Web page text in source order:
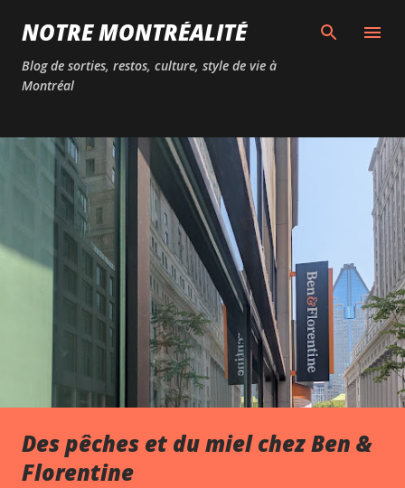
Passer au contenu principal
NOTRE MONTRÉALITÉ
Blog de sorties, restos, culture, style de vie à
Montréal
Des pêches et du miel chez Ben &
Florentine